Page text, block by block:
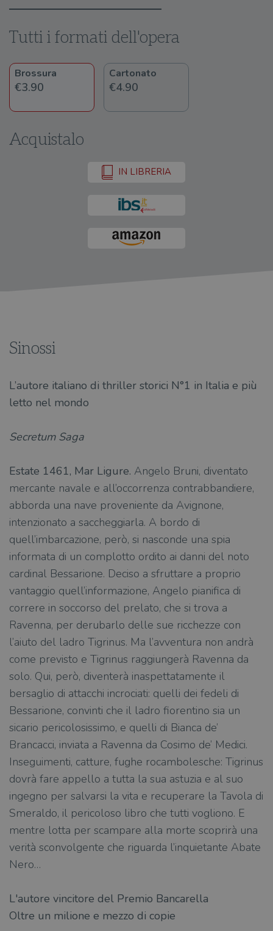
Tutti i formati dell'opera
Brossura
€3.90
Cartonato
€4.90
Acquistalo
IN LIBRERIA
Sinossi
L’autore italiano di thriller storici N°1 in Italia e più
letto nel mondo
Secretum Saga
Estate 1461, Mar Ligure. Angelo Bruni, diventato
mercante navale e all’occorrenza contrabbandiere,
abborda una nave proveniente da Avignone,
intenzionato a saccheggiarla. A bordo di
quell’imbarcazione, però, si nasconde una spia
informata di un complotto ordito ai danni del noto
cardinal Bessarione. Deciso a sfruttare a proprio
vantaggio quell’informazione, Angelo pianifica di
correre in soccorso del prelato, che si trova a
Ravenna, per derubarlo delle sue ricchezze con
l’aiuto del ladro Tigrinus. Ma l’avventura non andrà
come previsto e Tigrinus raggiungerà Ravenna da
solo. Qui, però, diventerà inaspettatamente il
bersaglio di attacchi incrociati: quelli dei fedeli di
Bessarione, convinti che il ladro fiorentino sia un
sicario pericolosissimo, e quelli di Bianca de’
Brancacci, inviata a Ravenna da Cosimo de’ Medici.
Inseguimenti, catture, fughe rocambolesche: Tigrinus
dovrà fare appello a tutta la sua astuzia e al suo
ingegno per salvarsi la vita e recuperare la Tavola di
Smeraldo, il pericoloso libro che tutti vogliono. E
mentre lotta per scampare alla morte scoprirà una
verità sconvolgente che riguarda l’inquietante Abate
Nero…
L'autore vincitore del Premio Bancarella​
Oltre un milione e mezzo di copie